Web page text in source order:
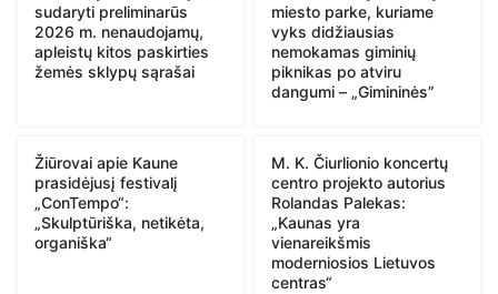
sudaryti preliminarūs
2026 m. nenaudojamų,
apleistų kitos paskirties
žemės sklypų sąrašai
miesto parke, kuriame
vyks didžiausias
nemokamas giminių
piknikas po atviru
dangumi – „Gimininės”
Žiūrovai apie Kaune
prasidėjusį festivalį
„ConTempo“:
„Skulptūriška, netikėta,
organiška“
M. K. Čiurlionio koncertų
centro projekto autorius
Rolandas Palekas:
„Kaunas yra
vienareikšmis
moderniosios Lietuvos
centras“